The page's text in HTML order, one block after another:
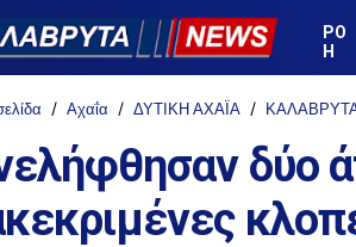
ΡΟ
Η
Αχαΐα ΔΥΤΙΚΗ ΑΧΑΪΑ
δύο